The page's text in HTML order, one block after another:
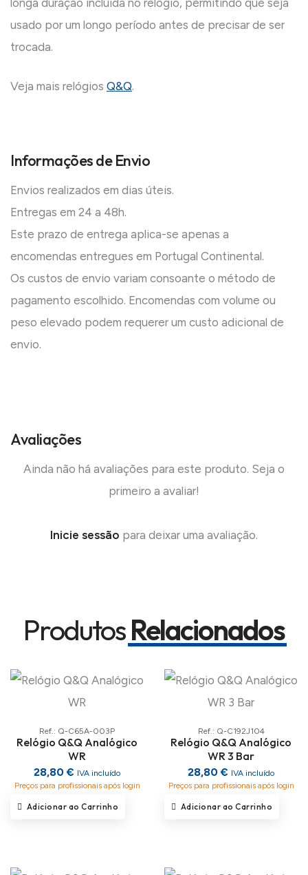
longa duração incluída no relógio, permitindo que seja
usado por um longo período antes de precisar de ser
trocada.
Veja mais relógios Q&Q.
Informações de Envio
Envios realizados em dias úteis.
Entregas em 24 a 48h.
Este prazo de entrega aplica-se apenas a
encomendas entregues em Portugal Continental.
Os custos de envio variam consoante o método de
pagamento escolhido. Encomendas com volume ou
peso elevado podem requerer um custo adicional de
envio.
Avaliações
Ainda não há avaliações para este produto. Seja o
primeiro a avaliar!
Inicie sessão para deixar uma avaliação.
ProdutosRelacionados
Ref.: Q-C65A-003P
Relógio Q&Q Analógico
WR
28,80 € IVA incluído
Preços para profissionais após login
Adicionar ao Carrinho
Ref.: Q-C192J104
Relógio Q&Q Analógico
WR 3 Bar
28,80 € IVA incluído
Preços para profissionais após login
Adicionar ao Carrinho